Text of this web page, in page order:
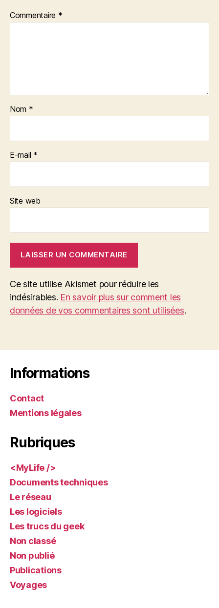
Commentaire *
Nom *
E-mail *
Site web
Ce site utilise Akismet pour réduire les
indésirables. En savoir plus sur comment les
données de vos commentaires sont utilisées.
Informations
Contact
Mentions légales
Rubriques
<MyLife />
Documents techniques
Le réseau
Les logiciels
Les trucs du geek
Non classé
Non publié
Publications
Voyages